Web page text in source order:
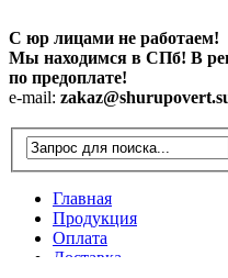
С юр лицами не работаем!
Мы находимся в СПб! В
по предоплате!
e-mail:
Главная
Продукция
Оплата
Доставка